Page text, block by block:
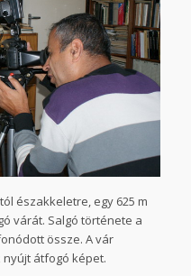
északkeletre, egy 625 m
várát. Salgó története a
össze. A vár
átfogó képet.